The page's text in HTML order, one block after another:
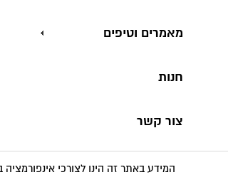
מאמרים וטיפים
חנות
צור קשר
המידע באתר זה הינו לצורכי אינפורמציה